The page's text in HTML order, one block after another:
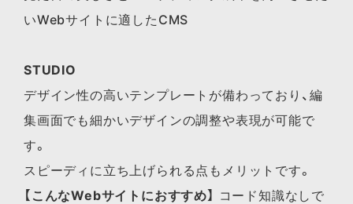
いWebサイトに適したCMS
STUDIO
デザイン性の高いテンプレートが備わっており、編
集画面でも細かいデザインの調整や表現が可能で
す。
スピーディに立ち上げられる点もメリットです。
【こんなWebサイトにおすすめ】
コード知識なしで